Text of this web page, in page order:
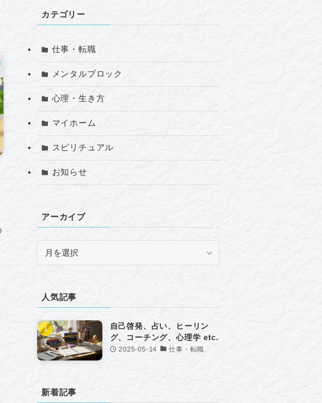
カテゴリー
仕事・転職
メンタルブロック
心理・生き方
マイホーム
スピリチュアル
お知らせ
アーカイブ
ブ人気記事
自己啓発、占い、ヒーリン
グ、コーチング、心理学 etc.
2025-05-14 仕事・転職
新着記事